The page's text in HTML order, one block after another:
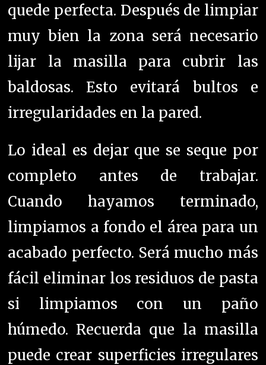
quede perfecta. Después de limpiar
muy bien la zona será necesario
lijar la masilla para cubrir las
baldosas. Esto evitará bultos e
irregularidades en la pared.
Lo ideal es dejar que se seque por
completo antes de trabajar.
Cuando hayamos terminado,
limpiamos a fondo el área para un
acabado perfecto. Será mucho más
fácil eliminar los residuos de pasta
si limpiamos con un paño
húmedo. Recuerda que la masilla
puede crear superficies irregulares